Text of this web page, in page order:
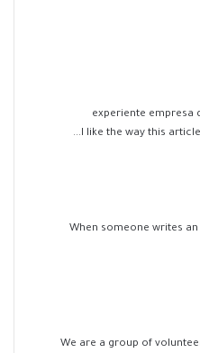
experiente empresa
I like the way this
When someone writes
We are a group of